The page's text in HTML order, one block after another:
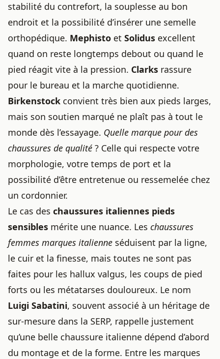
stabilité du contrefort, la souplesse au bon
endroit et la possibilité d’insérer une semelle
orthopédique. Mephisto et Solidus excellent
quand on reste longtemps debout ou quand le
pied réagit vite à la pression. Clarks rassure
pour le bureau et la marche quotidienne.
Birkenstock convient très bien aux pieds larges,
mais son soutien marqué ne plaît pas à tout le
monde dès l’essayage. Quelle marque pour des
chaussures de qualité ? Celle qui respecte votre
morphologie, votre temps de port et la
possibilité d’être entretenue ou ressemelée chez
un cordonnier.
Le cas des chaussures italiennes pieds
sensibles mérite une nuance. Les chaussures
femmes marques italienne séduisent par la ligne,
le cuir et la finesse, mais toutes ne sont pas
faites pour les hallux valgus, les coups de pied
forts ou les métatarses douloureux. Le nom
Luigi Sabatini, souvent associé à un héritage de
sur-mesure dans la SERP, rappelle justement
qu’une belle chaussure italienne dépend d’abord
du montage et de la forme. Entre les marques